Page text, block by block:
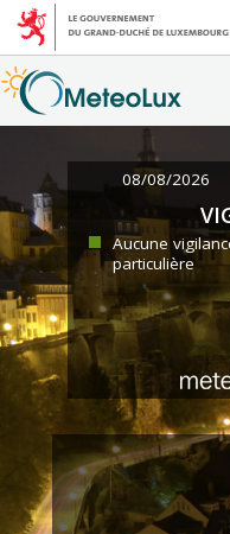
08/08/2026
Aucune
particulière